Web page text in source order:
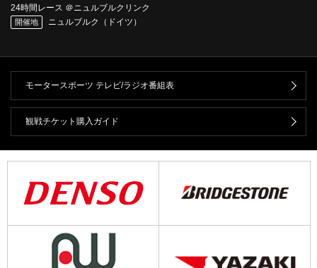
24時間レース ＠ニュルブルクリンク
開催地 ニュルブルク（ドイツ）
モータースポーツ テレビ/ラジオ番組表
観戦チケット購入ガイド